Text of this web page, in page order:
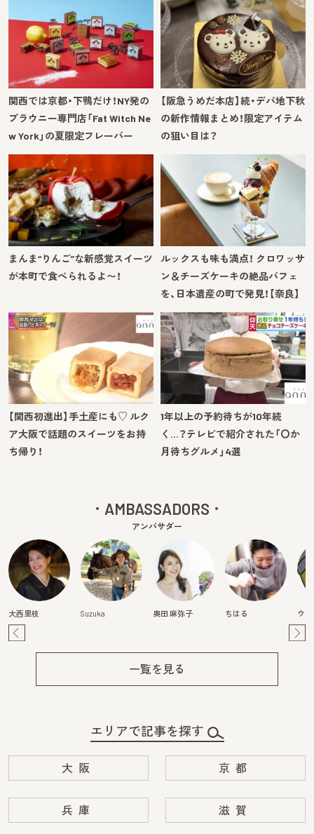
関西では京都・下鴨だけ！NY発の
ブラウニー専門店「Fat Witch Ne
w York」の夏限定フレーバー
【阪急うめだ本店】続・デパ地下秋
の新作情報まとめ！限定アイテム
の狙い目は？
まんま“りんご”な新感覚スイーツ
が本町で食べられるよ〜！
ルックスも味も満点！ クロワッサ
ン＆チーズケーキの絶品パフェ
を、日本遺産の町で発見！【奈良】
【関西初進出】手土産にも♡ ルク
ア大阪で話題のスイーツをお持
ち帰り！
1年以上の予約待ちが10年続
く…？テレビで紹介された「〇か
月待ちグルメ」4選
AMBASSADORS
アンバサダー
大西里枝 Suzuka 奥田 麻弥子 ちはる ウ
一覧を見る
エリアで記事を探す
大阪 京都
兵庫 滋賀